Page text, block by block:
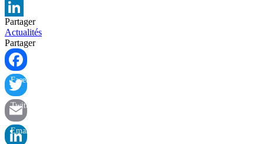
Email
LinkedIn
Partager
Actualités
Partager
Facebook
Twitter
Email